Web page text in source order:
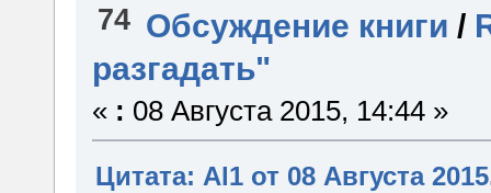
74 Обсуждение книги /
разгадать"
« : 08 Августа 2015, 14:44 »
Цитата: Al1 от 08 Августа